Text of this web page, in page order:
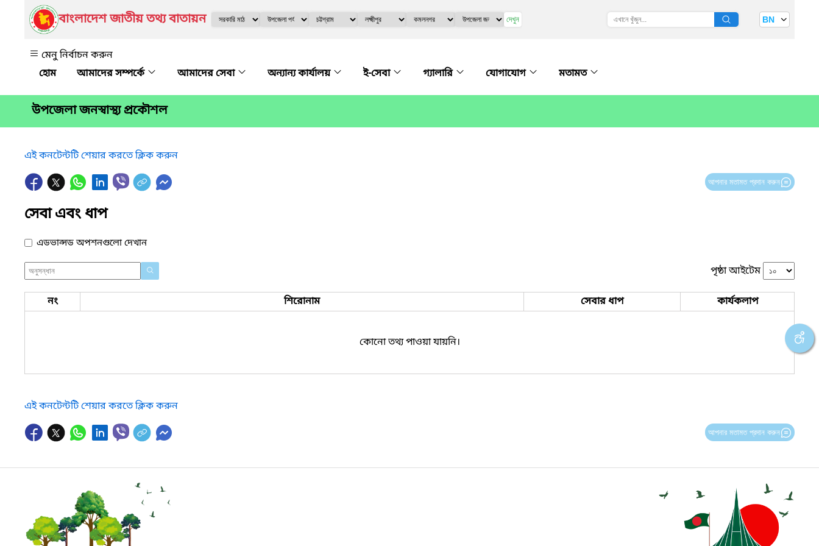
বাংলাদেশ জাতীয় তথ্য বাতায়ন দেখুন BN
মেনু নির্বাচন করুন
আমাদের সম্পর্কে
আমাদের সেবা অন্যান্য কার্যালয় ই-সেবা গ্যালারি যোগাযোগ মতামত
উপজেলা জনস্বাস্থ্য প্রকৌশল
এই কনটেন্টটি শেয়ার করতে ক্লিক করুন
আপনার মতামত প্রদান করুন
সেবা এবং ধাপ
এডভান্সড অপশনগুলো দেখান
পৃষ্ঠা আইটেম
নং শিরোনাম সেবার ধাপ কার্যকলাপ
কোনো তথ্য পাওয়া যায়নি।
এই কনটেন্টটি শেয়ার করতে ক্লিক করুন
আপনার মতামত প্রদান করুন